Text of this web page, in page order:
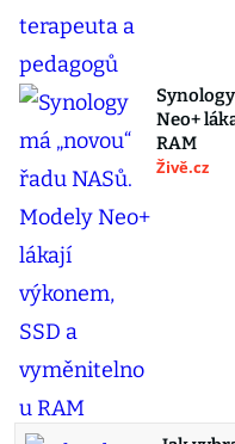
Neo+
RAM
Živě.cz